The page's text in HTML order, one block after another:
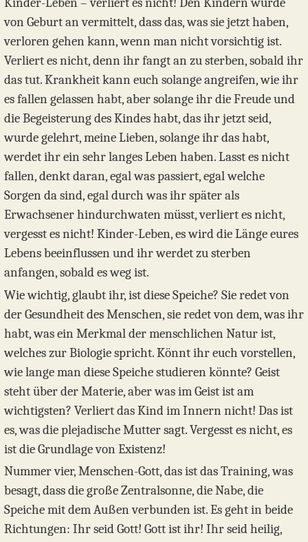
von Geburt an vermittelt, dass das, was sie jetzt haben,
verloren gehen kann, wenn man nicht vorsichtig ist.
Verliert es nicht, denn ihr fangt an zu sterben, sobald ihr
das tut. Krankheit kann euch solange angreifen, wie ihr
es fallen gelassen habt, aber solange ihr die Freude und
die Begeisterung des Kindes habt, das ihr jetzt seid,
wurde gelehrt, meine Lieben, solange ihr das habt,
werdet ihr ein sehr langes Leben haben. Lasst es nicht
fallen, denkt daran, egal was passiert, egal welche
Sorgen da sind, egal durch was ihr später als
Erwachsener hindurchwaten müsst, verliert es nicht,
vergesst es nicht! Kinder-Leben, es wird die Länge eures
Lebens beeinflussen und ihr werdet zu sterben
anfangen, sobald es weg ist.
Wie wichtig, glaubt ihr, ist diese Speiche? Sie redet von
der Gesundheit des Menschen, sie redet von dem, was ihr
habt, was ein Merkmal der menschlichen Natur ist,
welches zur Biologie spricht. Könnt ihr euch vorstellen,
wie lange man diese Speiche studieren könnte? Geist
steht über der Materie, aber was im Geist ist am
wichtigsten? Verliert das Kind im Innern nicht! Das ist
es, was die plejadische Mutter sagt. Vergesst es nicht, es
ist die Grundlage von Existenz!
Nummer vier, Menschen-Gott, das ist das Training, was
besagt, dass die große Zentralsonne, die Nabe, die
Speiche mit dem Außen verbunden ist. Es geht in beide
Richtungen: Ihr seid Gott! Gott ist ihr! Ihr seid heilig,